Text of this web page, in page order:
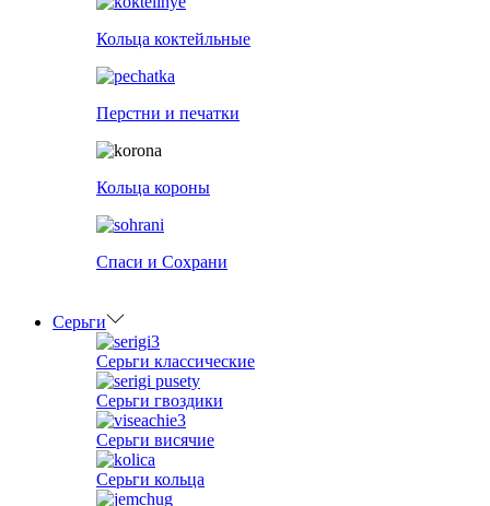
Кольца коктейльные
Перстни и печатки
Кольца короны
Спаси и Сохрани
Серьги
Серьги классические
Серьги гвоздики
Серьги висячие
Серьги кольца